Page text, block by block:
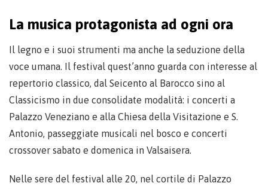
La musica protagonista ad ogni ora
Il legno e i suoi strumenti ma anche la seduzione della
voce umana. Il festival quest’anno guarda con interesse al
repertorio classico, dal Seicento al Barocco sino al
Classicismo in due consolidate modalità: i concerti a
Palazzo Veneziano e alla Chiesa della Visitazione e S.
Antonio, passeggiate musicali nel bosco e concerti
crossover sabato e domenica in Valsaisera.
Nelle sere del festival alle 20, nel cortile di Palazzo